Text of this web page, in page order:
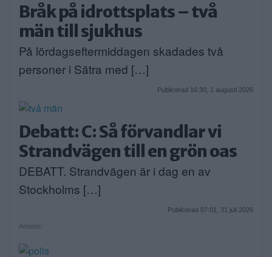
Bråk på idrottsplats – två
män till sjukhus
På lördagseftermiddagen skadades två
personer i Sätra med […]
Publicerad 16:30, 1 augusti 2026
Debatt: C: Så förvandlar vi
Strandvägen till en grön oas
DEBATT. Strandvägen är i dag en av
Stockholms […]
Publicerad 07:01, 31 juli 2026
Annons: